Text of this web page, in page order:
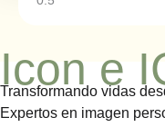
Icon e
Transformando vidas
Expertos en imagen